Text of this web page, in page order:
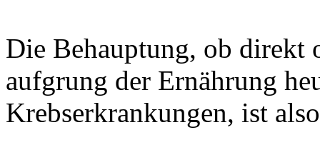
Die Behauptung, ob
aufgrung der Ernährung
Krebserkrankungen, ist